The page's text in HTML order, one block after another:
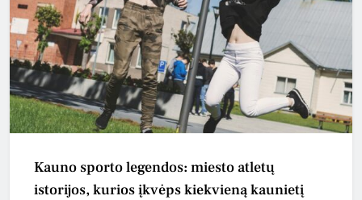
Kauno sporto legendos: miesto atletų
istorijos, kurios įkvėps kiekvieną kaunietį